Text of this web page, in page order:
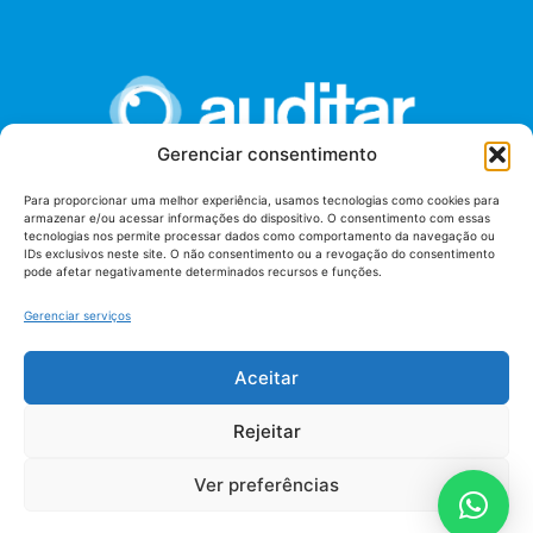
Gerenciar consentimento
Para proporcionar uma melhor experiência, usamos tecnologias como cookies para
armazenar e/ou acessar informações do dispositivo. O consentimento com essas
tecnologias nos permite processar dados como comportamento da navegação ou
IDs exclusivos neste site. O não consentimento ou a revogação do consentimento
pode afetar negativamente determinados recursos e funções.
Gerenciar serviços
Aceitar
Rejeitar
Ver preferências
União dos Auditores Federais de Controle Externo -
AUDITAR
Setor de Administração Federal Sul (SAF/Sul), Qd. 04, Lt. 01
Tribunal de Contas da União (TCU), Subsolo, Sala S04
Termos de uso